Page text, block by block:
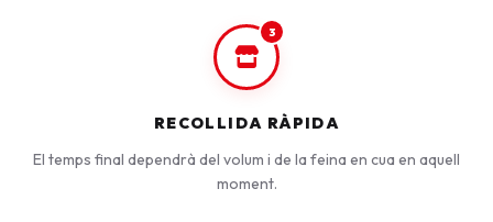
3
RECOLLIDA RÀPIDA
El temps final dependrà del volum i de la feina en cua en aquell
moment.